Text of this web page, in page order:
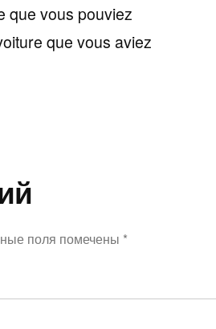
que vous pouviez
que vous aviez
поля помечены *